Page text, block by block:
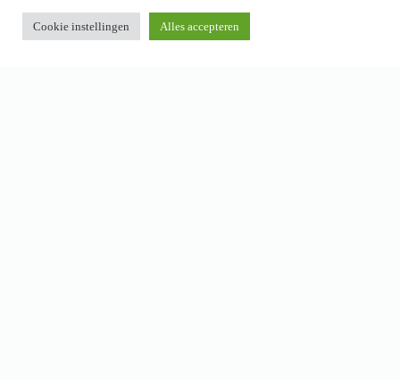
Cookie instellingen Alles accepteren